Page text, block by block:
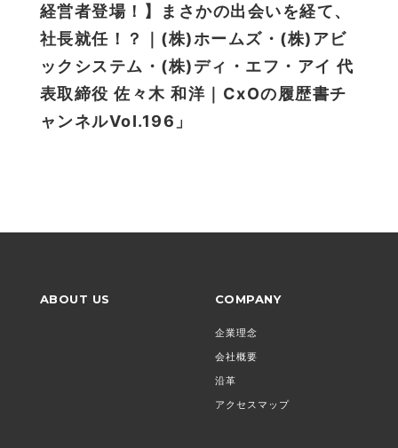
経営者登場！】まさかの出会いを経て、
社長就任！？｜(株)ホームズ・(株)アビ
ックシステム・(株)ディ・エフ・アイ 代
表取締役 佐々木 和洋｜CxOの履歴書チ
ャンネルVoI.196」
ABOUT US COMPANY
企業理念
会社概要
沿革
アクセスマップ